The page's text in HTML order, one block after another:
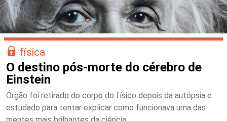
física
O destino pós-morte do cérebro de
Einstein
Órgão foi retirado do corpo do físico depois da autópsia e
estudado para tentar explicar como funcionava uma das